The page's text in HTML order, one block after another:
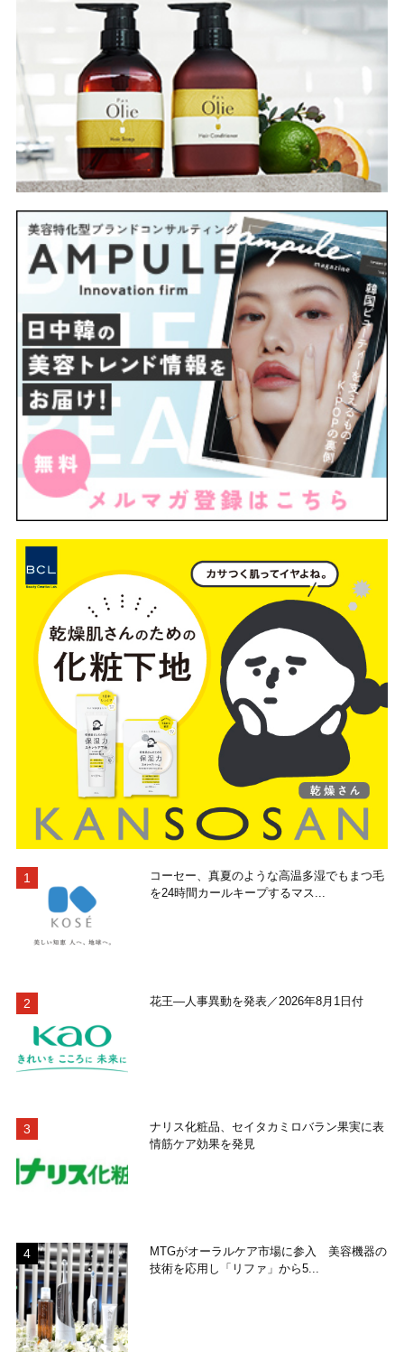
コーセー、真夏のような高温多湿でもまつ毛
を24時間カールキープするマス...
花王―人事異動を発表／2026年8月1日付
ナリス化粧品、セイタカミロバラン果実に表
情筋ケア効果を発見
MTGがオーラルケア市場に参入 美容機器の
技術を応用し「リファ」から5...